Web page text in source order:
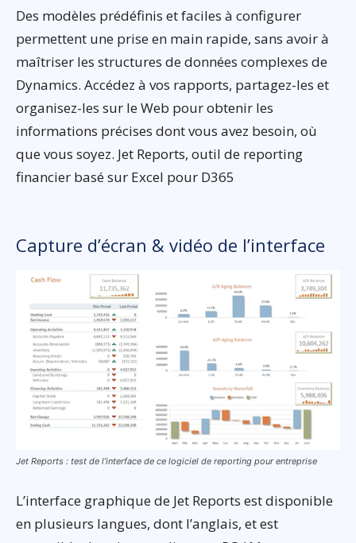
Des modèles prédéfinis et faciles à configurer
permettent une prise en main rapide, sans avoir à
maîtriser les structures de données complexes de
Dynamics. Accédez à vos rapports, partagez-les et
organisez-les sur le Web pour obtenir les
informations précises dont vous avez besoin, où
que vous soyez. Jet Reports, outil de reporting
financier basé sur Excel pour D365
Capture d’écran & vidéo de l’interface
Jet Reports : test de l’interface de ce logiciel de reporting pour entreprise
L’interface graphique de Jet Reports est disponible
en plusieurs langues, dont l’anglais, et est